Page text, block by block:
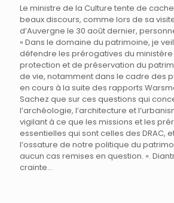
Le ministre de la Culture tente de
beaux discours, comme lors de sa
d’Auvergne le 30 août dernier,
« Dans le domaine du patrimoine, je
défendre les prérogatives du
protection et de préservation du
de vie, notamment dans le cadre des
en cours à la suite des rapports
Sachez que sur ces questions qui
l’archéologie, l’architecture et
vigilant à ce que les missions et les
essentielles qui sont celles des DRAC,
l’ossature de notre politique du
aucun cas remises en question. ».
crainte…